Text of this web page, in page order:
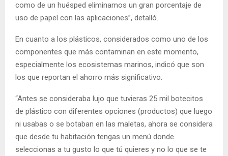
como de un huésped eliminamos un gran porcentaje de
uso de papel con las aplicaciones”, detalló.
En cuanto a los plásticos, considerados como uno de los
componentes que más contaminan en este momento,
especialmente los ecosistemas marinos, indicó que son
los que reportan el ahorro más significativo.
“Antes se consideraba lujo que tuvieras 25 mil botecitos
de plástico con diferentes opciones (productos) que luego
ni usabas o se botaban en las maletas, ahora se considera
que desde tu habitación tengas un menú donde
seleccionas a tu gusto lo que tú quieres y no lo que se te